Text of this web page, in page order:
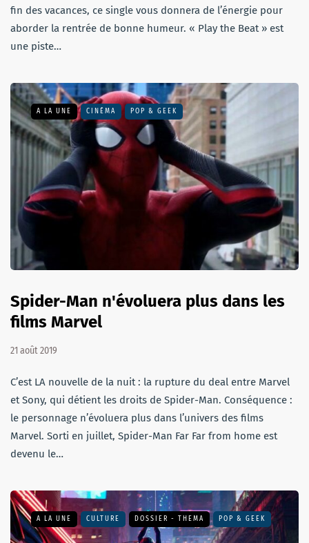
fin des vacances, ce single vous donnera de l’énergie pour
aborder la rentrée de bonne humeur. « Play the Beat » est
une piste…
A LA UNE CINÉMA POP & GEEK
Spider-Man n'évoluera plus dans les
films Marvel
21 août 2019
C’est LA nouvelle de la nuit : la rupture du deal entre Marvel
et Sony, qui détient les droits de Spider-Man. Conséquence :
le personnage n’évoluera plus dans l’univers des films
Marvel. Sorti en juillet, Spider-Man Far Far from home est
devenu le…
A LA UNE CULTURE DOSSIER - THEMA POP & GEEK